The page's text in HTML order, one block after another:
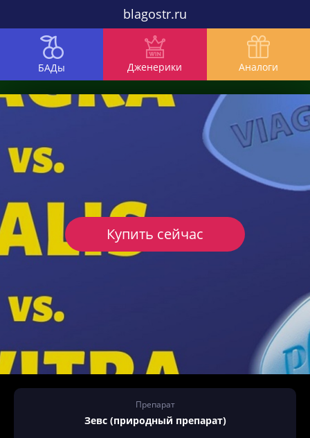
blagostr.ru
БАДы Дженерики Аналоги
Препарат
Зевс (природный препарат)
Купить сейчас